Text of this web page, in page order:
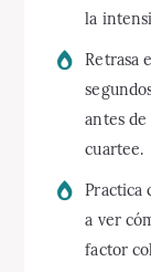
la
Retrasa
antes
cuartee.
Practica
a ver
factor